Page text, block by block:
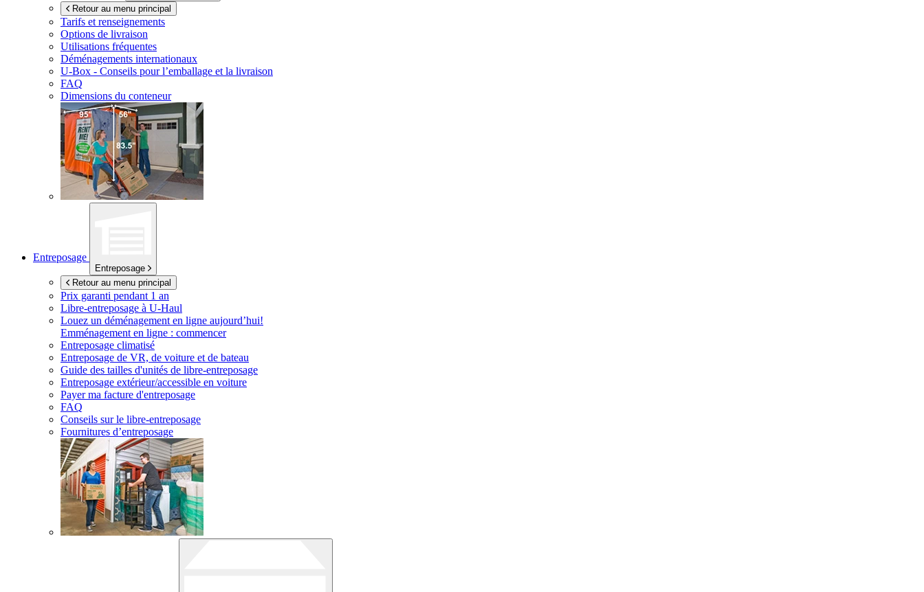
Retour au menu principal
Tarifs et renseignements
Options de livraison
Utilisations fréquentes
Déménagements internationaux
U-Box - Conseils pour l’emballage et la livraison
FAQ
Dimensions du conteneur
Entreposage
Entreposage
Retour au menu principal
Prix garanti pendant 1 an
Libre-entreposage à U-Haul
Louez un déménagement en ligne aujourd’hui!
Emménagement en ligne : commencer
Entreposage climatisé
Entreposage de VR, de voiture et de bateau
Guide des tailles d'unités de libre-entreposage
Entreposage extérieur/accessible en voiture
Payer ma facture d'entreposage
FAQ
Conseils sur le libre-entreposage
Fournitures d’entreposage